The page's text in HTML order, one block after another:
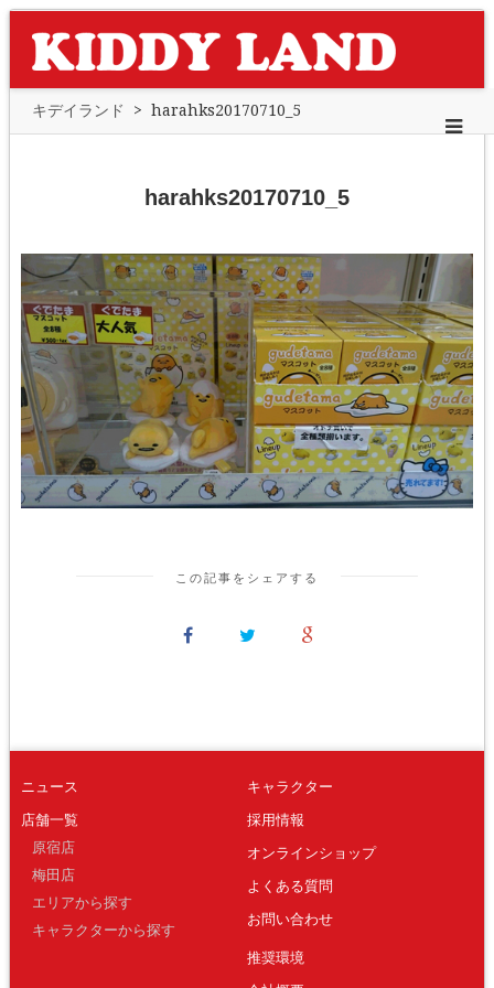
キデイランド > harahks20170710_5
harahks20170710_5
この記事をシェアする
ニュース
店舗一覧
原宿店
梅田店
エリアから探す
キャラクターから探す
キャラクター
採用情報
オンラインショップ
よくある質問
お問い合わせ
推奨環境